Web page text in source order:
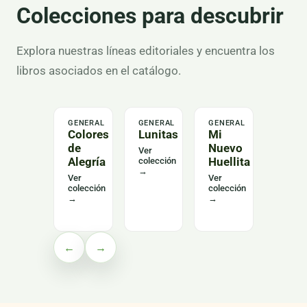
Colecciones para descubrir
Explora nuestras líneas editoriales y encuentra los
libros asociados en el catálogo.
GENERAL
Colores
de
Alegría
Ver
colección
→
GENERAL
Lunitas
Ver
colección
→
GENERAL
Mi
Nuevo
Huellita
Ver
colección
→
← →